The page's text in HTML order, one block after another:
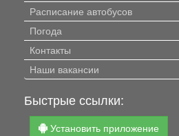
Расписание автобусов
Погода
Контакты
Наши вакансии
Быстрые ссылки:
Установить приложение